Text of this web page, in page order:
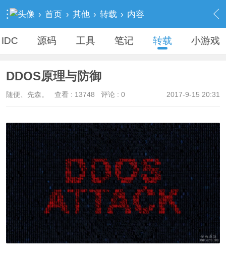
› 首页 › 其他 › 转载 › 内容
IDC 源码 工具 笔记 转载 小游戏
DDOS原理与防御
2017-9-15 20:31
随便、先森。 查看 : 13748 评论 : 0